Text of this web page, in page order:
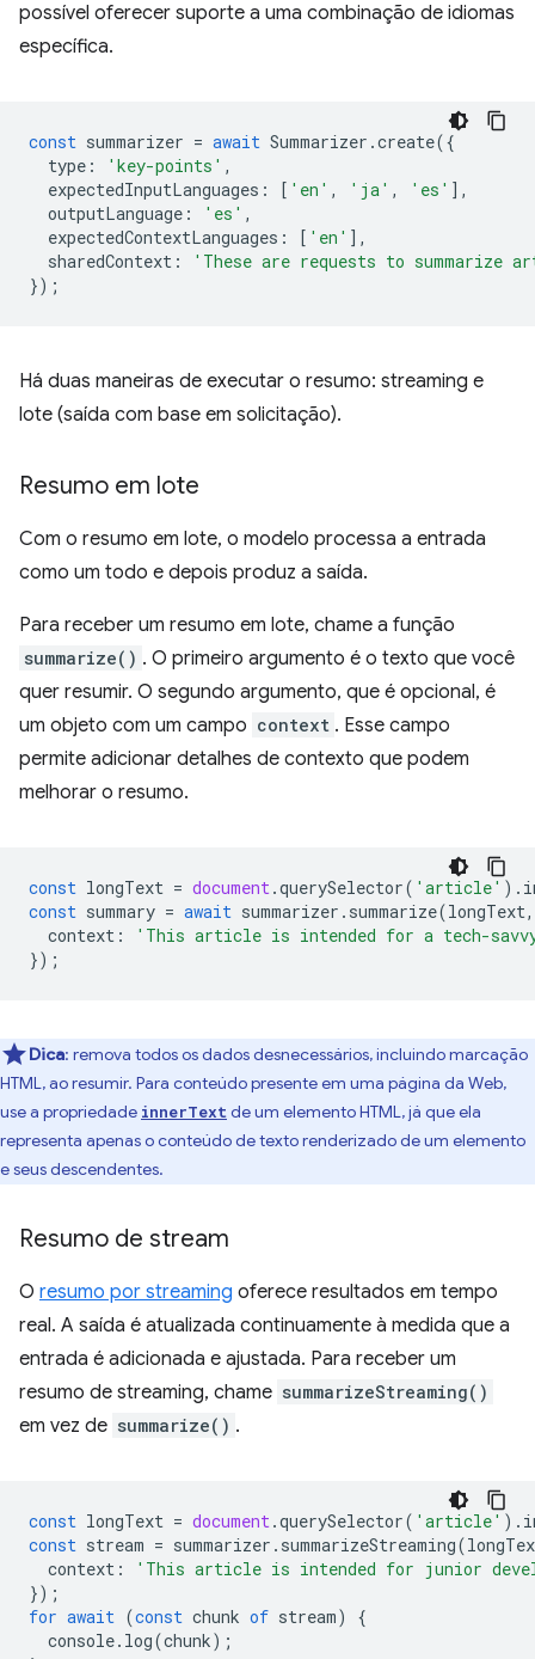
possível oferecer suporte a uma combinação de idiomas
específica.
const summarizer = await Summarizer .create({
type : 'key-points' ,
expectedInputLanguages : [ 'en' , 'ja' , 'es' ],
outputLanguage : 'es' ,
expectedContextLanguages : [ 'en' ],
sharedContext :
'These are requests to summarize
});
Há duas maneiras de executar o resumo: streaming e
lote (saída com base em solicitação).
Resumo em lote
Com o resumo em lote, o modelo processa a entrada
como um todo e depois produz a saída.
Para receber um resumo em lote, chame a função
summarize() . O primeiro argumento é o texto que você
quer resumir. O segundo argumento, que é opcional, é
um objeto com um campo context . Esse campo
permite adicionar detalhes de contexto que podem
melhorar o resumo.
const longText = document.querySelector( 'article' ).
const summary = await summarizer . summarize(longText,
context :
'This article is intended for a tech-
});
Dica: remova todos os dados desnecessários, incluindo marcação
HTML, ao resumir. Para conteúdo presente em uma página da Web,
use a propriedade innerText de um elemento HTML, já que ela
representa apenas o conteúdo de texto renderizado de um elemento
e seus descendentes.
Resumo de stream
O resumo por streaming oferece resultados em tempo
real. A saída é atualizada continuamente à medida que a
entrada é adicionada e ajustada. Para receber um
resumo de streaming, chame summarizeStreaming()
em vez de summarize() .
const longText = document.querySelector( 'article' ).
const stream = summarizer . summarizeStreaming(
context :
'This article is intended for junior
});
for await (const chunk of stream)
{
console. log(chunk);